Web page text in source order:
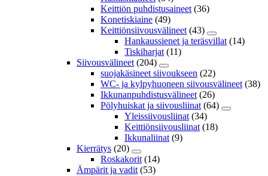
Keittiön puhdistusaineet (36)
Konetiskiaine (49)
Keittiönsiivousvälineet (43)
Hankaussienet ja teräsvillat (14)
Tiskiharjat (11)
Siivousvälineet (204)
suojakäsineet siivoukseen (22)
WC- ja kylpyhuoneen siivousvälineet (38)
Ikkunanpuhdistusvälineet (26)
Pölyhuiskat ja siivousliinat (64)
Yleissiivousliinat (34)
Keittiönsiivousliinat (18)
Ikkunaliinat (9)
Kierrätys (20)
Roskakorit (14)
Ämpärit ja vadit (53)